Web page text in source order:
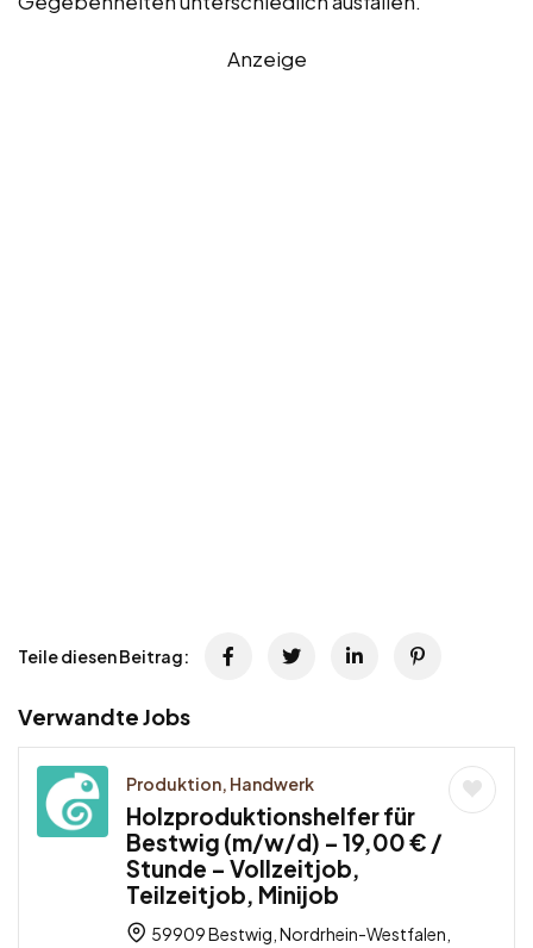
Anzeige
Teile diesen Beitrag:
Verwandte Jobs
Produktion, Handwerk
Holzproduktionshelfer für
Bestwig (m/w/d) – 19,00 € /
Stunde – Vollzeitjob,
Teilzeitjob, Minijob
59909 Bestwig, Nordrhein-Westfalen,